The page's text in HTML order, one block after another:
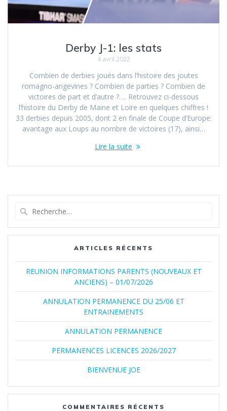
Derby J-1: les stats
4 avril 2022
Combien de derbies joués dans l’histoire des joutes
romagno-angevines ? Combien de parties ? Combien de
victoires de part et d’autre ?…. Retrouvez ci-dessous
l’histoire du Derby de Maine et Loire en quelques chiffres !
33 derbies depuis 2005, dont 2 en finale de Coupe d’Europe:
avantage aux Loups au nombre de victoires (17), ainsi…
Lire la suite
:
ARTICLES RÉCENTS
REUNION INFORMATIONS PARENTS (NOUVEAUX ET
ANCIENS) – 01/07/2026
ANNULATION PERMANENCE DU 25/06 ET
ENTRAINEMENTS
ANNULATION PERMANENCE
PERMANENCES LICENCES 2026/2027
BIENVENUE JOE
COMMENTAIRES RÉCENTS